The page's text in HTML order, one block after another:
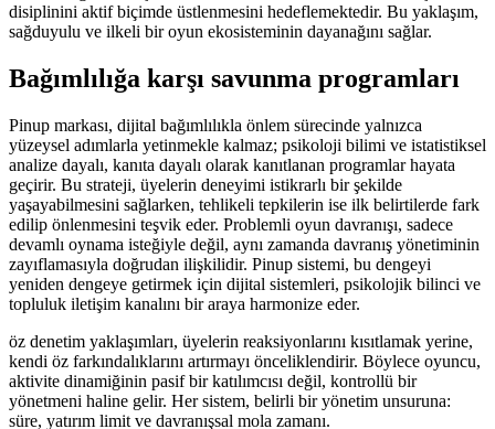
disiplinini aktif biçimde üstlenmesini hedeflemektedir. Bu yaklaşım,
sağduyulu ve ilkeli bir oyun ekosisteminin dayanağını sağlar.
Bağımlılığa karşı savunma programları
Pinup markası, dijital bağımlılıkla önlem sürecinde yalnızca
yüzeysel adımlarla yetinmekle kalmaz; psikoloji bilimi ve istatistiksel
analize dayalı, kanıta dayalı olarak kanıtlanan programlar hayata
geçirir. Bu strateji, üyelerin deneyimi istikrarlı bir şekilde
yaşayabilmesini sağlarken, tehlikeli tepkilerin ise ilk belirtilerde fark
edilip önlenmesini teşvik eder. Problemli oyun davranışı, sadece
devamlı oynama isteğiyle değil, aynı zamanda davranış yönetiminin
zayıflamasıyla doğrudan ilişkilidir. Pinup sistemi, bu dengeyi
yeniden dengeye getirmek için dijital sistemleri, psikolojik bilinci ve
topluluk iletişim kanalını bir araya harmonize eder.
öz denetim yaklaşımları, üyelerin reaksiyonlarını kısıtlamak yerine,
kendi öz farkındalıklarını artırmayı önceliklendirir. Böylece oyuncu,
aktivite dinamiğinin pasif bir katılımcısı değil, kontrollü bir
yönetmeni haline gelir. Her sistem, belirli bir yönetim unsuruna:
süre, yatırım limit ve davranışsal mola zamanı.